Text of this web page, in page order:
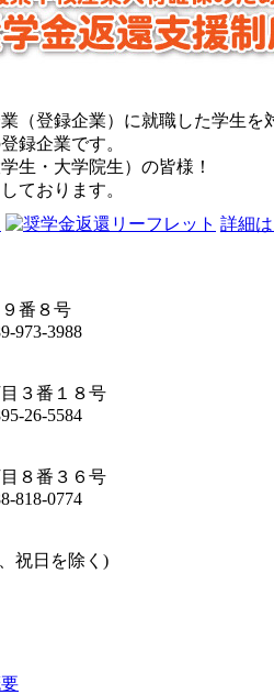
（登録企業）に就職した学生を
録企業です。
生・大学院生）の皆様！
ております。
詳細
番８号
973-3988
３番１８号
26-5584
８番３６号
818-0774
祝日を除く)